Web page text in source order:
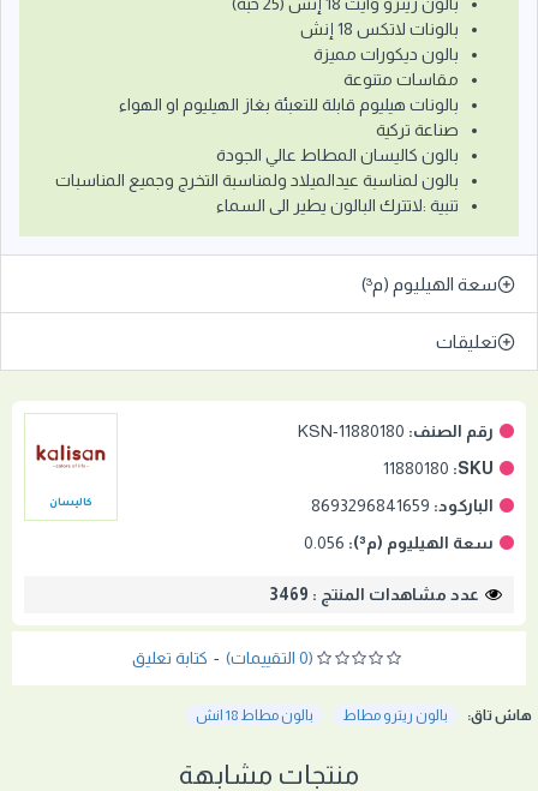
رقم الصنف: KSN-11880180
SKU:
11880180
الباركود: 8693296841659
سعة الهيليوم (م³):
0.056
كاليسان
عدد مشاهدات المنتج : 3469
(0 التقييمات) - كتابة تعليق
بالونات لاتكس 18 إنش
بالون ديكورات مميزة
مقاسات متنوعة
بالونات هيليوم قابلة للتعبئة بغاز الهيليوم او الهواء
صناعة تركية
بالون كاليسان المطاط عالي الجودة
بالون لمناسبة عيدالميلاد ولمناسبة التخرج وجميع المناسبات
تنبية :لاتترك البالون يطير الى السماء
سعة الهيليوم (م³)
تعليقات
هاش تاق: بالون ريترو مطاط بالون مطاط 18 انش
منتجات مشابهة